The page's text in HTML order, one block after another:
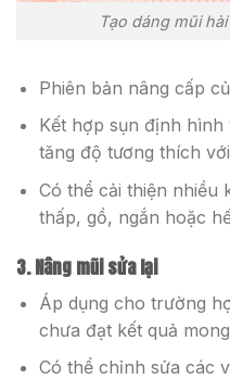
Tạo dáng mũi
Phiên bản nâng cấp
Kết hợp sụn định
tăng độ tương thích
Có thể cải thiện nhiều
thấp, gồ, ngắn hoặc
3. Nâng mũi sửa lại
Áp dụng cho trường
chưa đạt kết quả
Có thể chỉnh sửa các